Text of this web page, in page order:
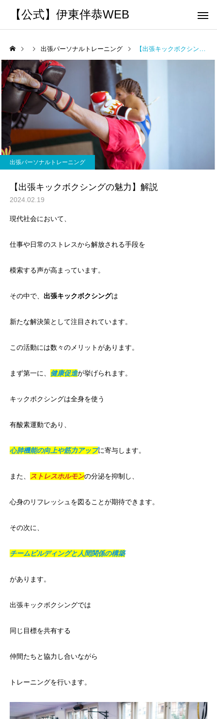
【公式】伊東伴恭WEB
トレーナーとして
出張 講演 セミナー 運動・体操
パーソナルトレーニ
キックボクシングで本当に
痩せますか？｜元日本王者
で答えます
パーソナルトレーニ
び方｜失敗しない7つの
解説
出張パーソナルトレーニング 【出張キックボクシングの魅力】解説
出張パーソナルトレーニング
【出張キックボクシングの魅力】解説
2024.02.19
現代社会において、
仕事や日常のストレスから解放される手段を
模索する声が高まっています。
その中で、 出張キックボクシングは
新たな解決策として注目されています。
この活動には数々のメリットがあります。
まず第一に、 健康促進が挙げられます。
キックボクシングは全身を使う
有酸素運動であり、
心肺機能の向上や筋力アップに寄与します。
また、 ストレスホルモンの分泌を抑制し、
心身のリフレッシュを図ることが期待できます。
その次に、
チームビルディングと人間関係の構築
があります。
出張キックボクシングでは
同じ目標を共有する
仲間たちと協力し合いながら
トレーニングを行います。